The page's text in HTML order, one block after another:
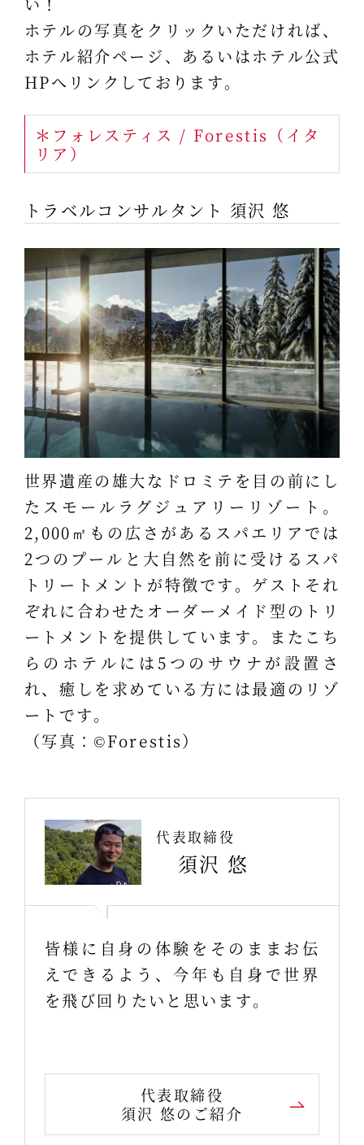
ホテルの写真をクリックいただければ、
ホテル紹介ページ、あるいはホテル公式
HPへリンクしております。
＊フォレスティス / Forestis（イタ
リア）
トラベルコンサルタント 須沢 悠
世界遺産の雄大なドロミテを目の前にし
たスモールラグジュアリーリゾート。
2,000㎡もの広さがあるスパエリアでは
2つのプールと大自然を前に受けるスパ
トリートメントが特徴です。ゲストそれ
ぞれに合わせたオーダーメイド型のトリ
ートメントを提供しています。またこち
らのホテルには5つのサウナが設置さ
れ、癒しを求めている方には最適のリゾ
ートです。
（写真：©Forestis）
代表取締役
須沢 悠
皆様に自身の体験をそのままお伝
えできるよう、今年も自身で世界
を飛び回りたいと思います。
代表取締役
須沢 悠のご紹介